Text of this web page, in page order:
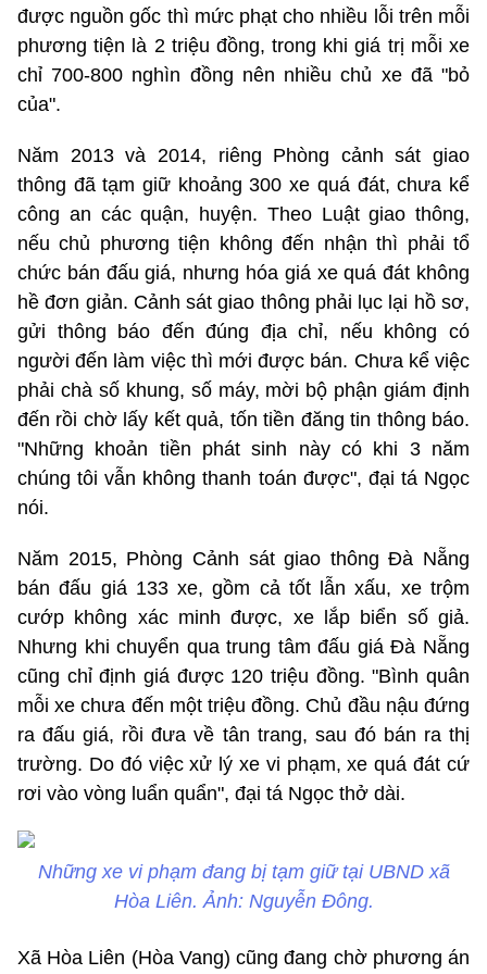
được nguồn gốc thì mức phạt cho nhiều lỗi trên mỗi
phương tiện là 2 triệu đồng, trong khi giá trị mỗi xe
chỉ 700-800 nghìn đồng nên nhiều chủ xe đã "bỏ
của".
Năm 2013 và 2014, riêng Phòng cảnh sát giao
thông đã tạm giữ khoảng 300 xe quá đát, chưa kể
công an các quận, huyện. Theo Luật giao thông,
nếu chủ phương tiện không đến nhận thì phải tổ
chức bán đấu giá, nhưng hóa giá xe quá đát không
hề đơn giản. Cảnh sát giao thông phải lục lại hồ sơ,
gửi thông báo đến đúng địa chỉ, nếu không có
người đến làm việc thì mới được bán. Chưa kể việc
phải chà số khung, số máy, mời bộ phận giám định
đến rồi chờ lấy kết quả, tốn tiền đăng tin thông báo.
"Những khoản tiền phát sinh này có khi 3 năm
chúng tôi vẫn không thanh toán được", đại tá Ngọc
nói.
Năm 2015, Phòng Cảnh sát giao thông Đà Nẵng
bán đấu giá 133 xe, gồm cả tốt lẫn xấu, xe trộm
cướp không xác minh được, xe lắp biển số giả.
Nhưng khi chuyển qua trung tâm đấu giá Đà Nẵng
cũng chỉ định giá được 120 triệu đồng. "Bình quân
mỗi xe chưa đến một triệu đồng. Chủ đầu nậu đứng
ra đấu giá, rồi đưa về tân trang, sau đó bán ra thị
trường. Do đó việc xử lý xe vi phạm, xe quá đát cứ
rơi vào vòng luẩn quẩn", đại tá Ngọc thở dài.
Những xe vi phạm đang bị tạm giữ tại UBND xã
Hòa Liên. Ảnh: Nguyễn Đông.
Xã Hòa Liên (Hòa Vang) cũng đang chờ phương án